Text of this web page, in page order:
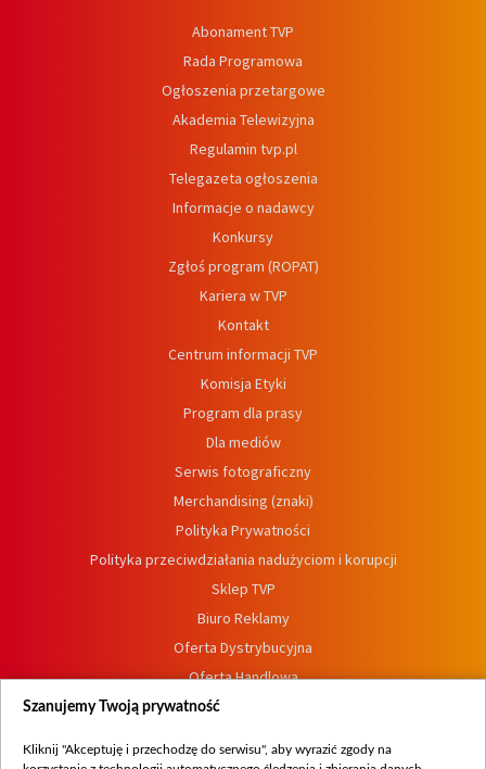
Abonament TVP
Rada Programowa
Ogłoszenia przetargowe
Akademia Telewizyjna
Regulamin tvp.pl
Telegazeta ogłoszenia
Informacje o nadawcy
Konkursy
Zgłoś program (ROPAT)
Kariera w TVP
Kontakt
Centrum informacji TVP
Komisja Etyki
Program dla prasy
Dla mediów
Serwis fotograficzny
Merchandising (znaki)
Polityka Prywatności
Polityka przeciwdziałania nadużyciom i korupcji
Sklep TVP
Biuro Reklamy
Oferta Dystrybucyjna
Oferta Handlowa
Dostępność
Procedura zgłoszeń wewnętrznych
Szanujemy Twoją prywatność
Kliknij "Akceptuję i przechodzę do serwisu", aby wyrazić zgody na